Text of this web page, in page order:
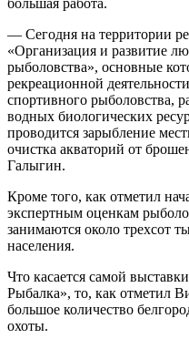
большая работа.
— Сегодня на территории
«Организация и развитие
рыболовства», основные
рекреационной
спортивного рыболовства,
водных биологических
проводится зарыбление
очистка акваторий от
Галыгин.
Кроме того, как отметил
экспертным оценкам
занимаются около трехсот
населения.
Что касается самой
Рыбалка», то, как отметил
большое количество
охоты.